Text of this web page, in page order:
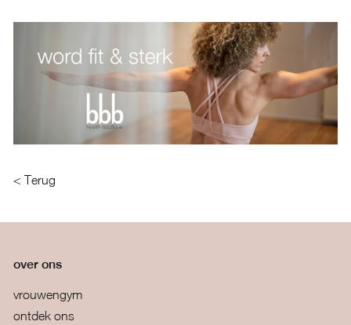
< Terug
over ons
vrouwengym
ontdek ons